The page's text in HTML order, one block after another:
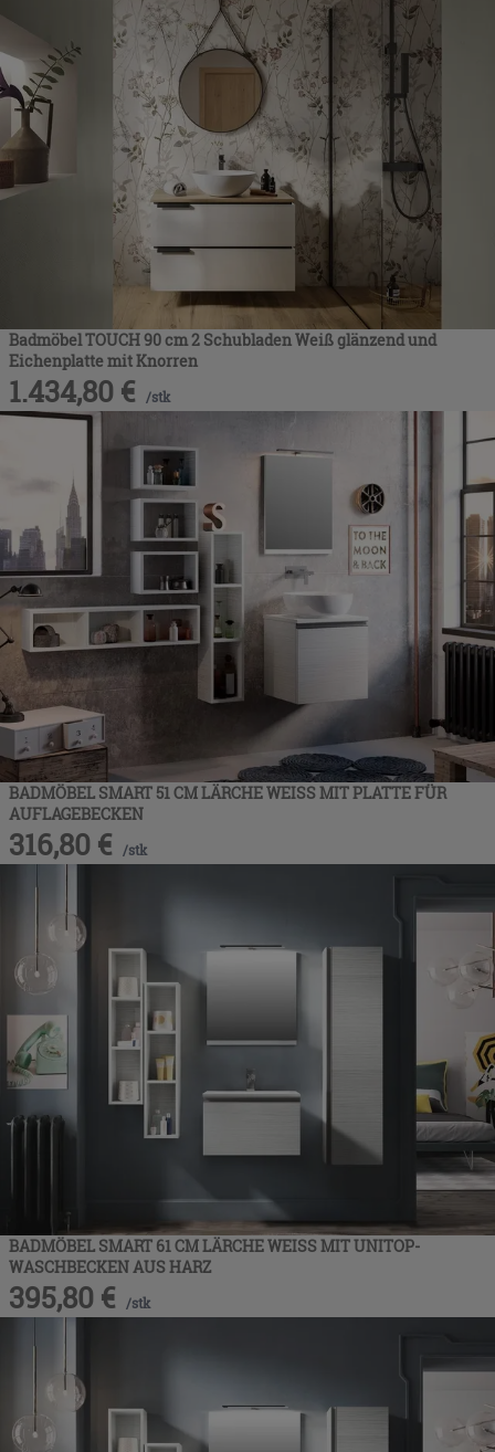
Badmöbel TOUCH 90 cm 2 Schubladen Weiß glänzend und
Eichenplatte mit Knorren
1.434,80 € /stk
BADMÖBEL SMART 51 CM LÄRCHE WEISS MIT PLATTE FÜR
AUFLAGEBECKEN
316,80 € /stk
BADMÖBEL SMART 61 CM LÄRCHE WEISS MIT UNITOP-
WASCHBECKEN AUS HARZ
395,80 € /stk